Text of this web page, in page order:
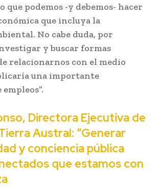
que podemos -y debemos- hacer
que incluya la
No cabe duda, por
y buscar formas
relacionarnos con el medio
una importante
Directora Ejecutiva de
Austral: “Generar
y conciencia pública
que estamos con